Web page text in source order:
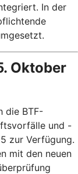
In der
Oktober
die BTF-
und -
zur Verfügung.
mit den neuen